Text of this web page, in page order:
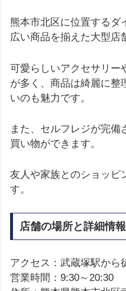
熊本市北区に位置するダ
広い商品を揃えた大型店
可愛らしいアクセサリー
が多く、商品は綺麗に整
いのも魅力です。
また、セルフレジが完備
買い物ができます。
友人や家族とのショッピ
す。
店舗の場所と詳細情報
アクセス：武蔵塚駅から
営業時間：9:30～20:30